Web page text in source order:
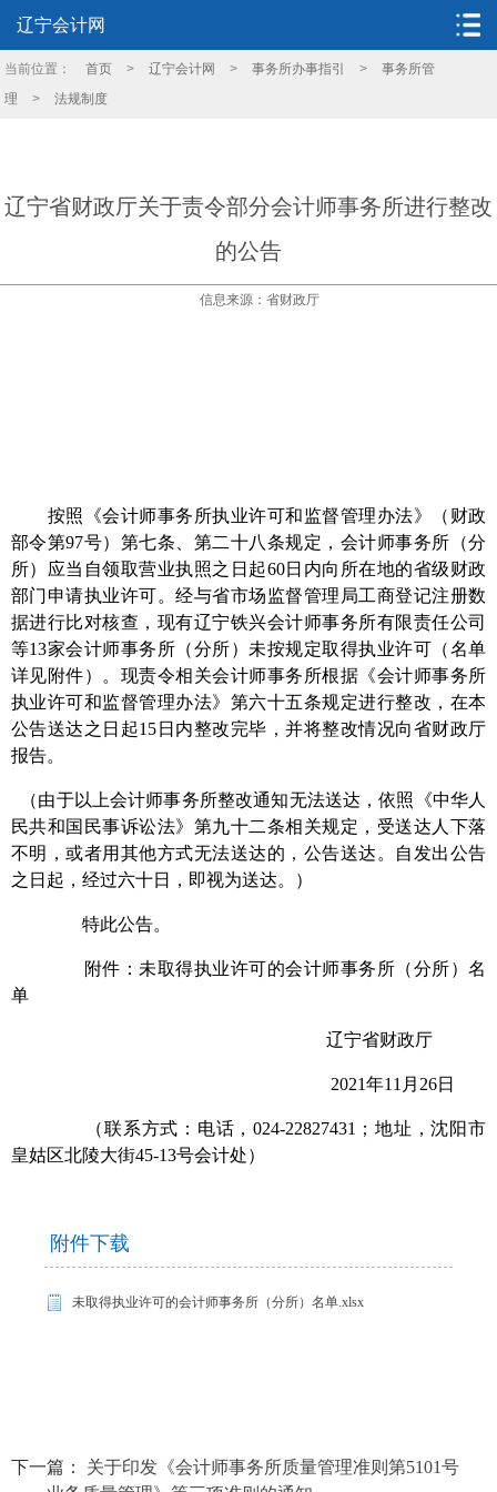
辽宁会计网
当前位置： 首页 > 辽宁会计网 > 事务所办事指引 >
事务所管
理
> 法规制度
辽宁省财政厅关于责令部分会计师事务所进行整改
的公告
信息来源：省财政厅
按照《会计师事务所执业许可和监督管理办法》（财政
部令第97号）第七条、第二十八条规定，会计师事务所（分
所）应当自领取营业执照之日起60日内向所在地的省级财政
部门申请执业许可。经与省市场监督管理局工商登记注册数
据进行比对核查，现有辽宁铁兴会计师事务所有限责任公司
等13家会计师事务所（分所）未按规定取得执业许可（名单
详见附件）。现责令相关会计师事务所根据《会计师事务所
执业许可和监督管理办法》第六十五条规定进行整改，在本
公告送达之日起15日内整改完毕，并将整改情况向省财政厅
报告。
（由于以上会计师事务所整改通知无法送达，依照《中华人
民共和国民事诉讼法》第九十二条相关规定，受送达人下落
不明，或者用其他方式无法送达的，公告送达。自发出公告
之日起，经过六十日，即视为送达。）
特此公告。
附件：未取得执业许可的会计师事务所（分所）名
单
辽宁省财政厅
2021年11月26日
（联系方式：电话，024-22827431；地址，沈阳市
皇姑区北陵大街45-13号会计处）
附件下载
未取得执业许可的会计师事务所（分所）名单.xlsx
下一篇： 关于印发《会计师事务所质量管理准则第5101号